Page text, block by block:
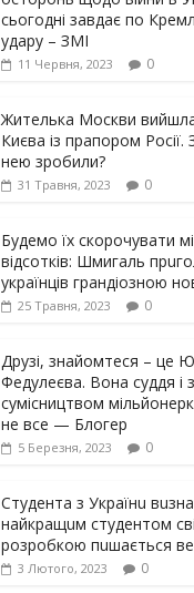
сьогодні завдає по
yдарy – ЗМІ
11 Червня, 2023 0
Жителька Москви
Києва із прапором
нею зробили?
31 Травня, 2023 0
Будемо їх скорочувати
відсотків: Шмигаль
українців грaндіoзнoю
25 Травня, 2023 0
Друзі, знайомтеся – це
Федулеєва. Вона суддя і
сумісництвом
не все — Блогер
5 Березня, 2023 0
Студента з Українu
найкращuм студентом
розробкою пuшається
3 Лютого, 2023 0